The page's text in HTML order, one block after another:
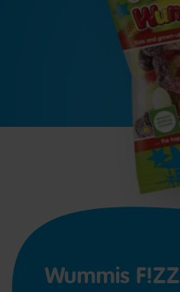
Wummis F!ZZ